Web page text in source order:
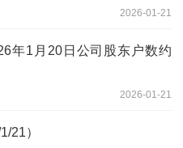
2026-01-21
年1月20日公司股东户数约
2026-01-21
21）